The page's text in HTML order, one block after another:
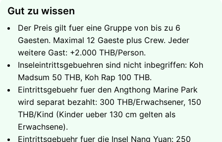
Eine wasserdichte Kamera
Hut und Sonnenschutz
Vollstaendige Umrundung von Koh Samui mit
dem Speedboot
Panoramablicke auf die Kueste und das huegelige
Landesinnere der Insel
Badestopps an versteckten Straenden, die nur
per Boot erreichbar sind
Erfrischungsgetraenke und frisches Obst an Bord
den ganzen Tag ueber
Gesamtdauer - 8 Stunden
Was Sie erwartet
Umrundung von Koh Phangan - wilde Straende
und versteckte Buchten
Schwimmen und Snorkeling in kristallklarem
Wasser
Blick auf den beruehmten Strand Haad Rin -
Heimat der Full Moon Party
Was Sie erwartet
Angthong Marine National Park - ein Archipel aus
42 Inseln
Snorkeling an Korallenriffen in smaragdgruenen
Was Sie erwartet
Koh Tao - eines der weltweit besten Snorkeling-
Gut zu wissen
Der Preis gilt fuer eine Gruppe von bis zu 6
Gaesten. Maximal 12 Gaeste plus Crew. Jeder
weitere Gast: +2.000 THB/Person.
Inseleintrittsgebuehren sind nicht inbegriffen: Koh
Madsum 50 THB, Koh Rap 100 THB.
Eintrittsgebuehr fuer den Angthong Marine Park
wird separat bezahlt: 300 THB/Erwachsener, 150
THB/Kind (Kinder ueber 130 cm gelten als
Erwachsene).
Eintrittsgebuehr fuer die Insel Nang Yuan: 250